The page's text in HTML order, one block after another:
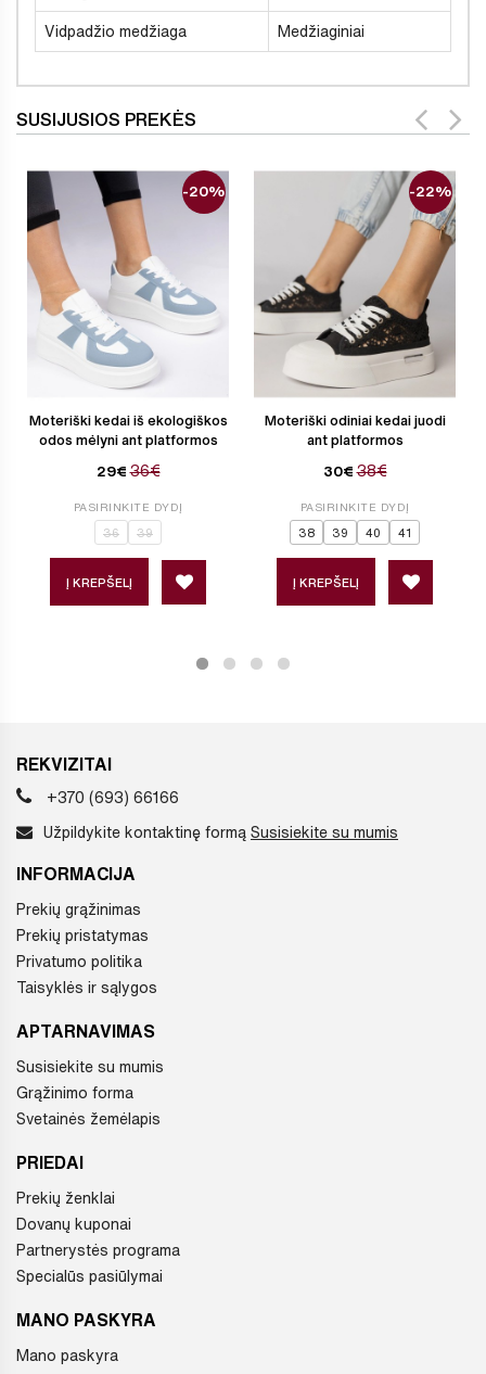
Vidpadžio medžiaga Medžiaginiai
SUSIJUSIOS PREKĖS
Moteriški kedai iš ekologiškos
odos mėlyni ant platformos
29€ 36€
-20%
PASIRINKITE DYDĮ
36 39
Į KREPŠELĮ
Moteriški odiniai kedai juodi
ant platformos
30€ 38€
-22%
PASIRINKITE DYDĮ
38 39 40 41
Į KREPŠELĮ
REKVIZITAI
+370 (693) 66166
Užpildykite kontaktinę formą Susisiekite su mumis
INFORMACIJA
Prekių grąžinimas
Prekių pristatymas
Privatumo politika
Taisyklės ir sąlygos
APTARNAVIMAS
Susisiekite su mumis
Grąžinimo forma
Svetainės žemėlapis
PRIEDAI
Prekių ženklai
Dovanų kuponai
Partnerystės programa
Specialūs pasiūlymai
MANO PASKYRA
Mano paskyra